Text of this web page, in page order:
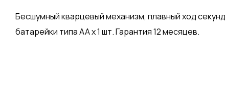
Бесшумный кварцевый механизм, плавный ход
батарейки типа АА х 1 шт. Гарантия 12 месяцев.